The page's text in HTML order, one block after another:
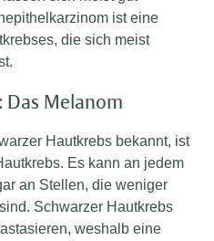
ist eine
die sich meist
Das Melanom
Hautkrebs bekannt, ist
Es kann an jedem
an Stellen, die weniger
Schwarzer Hautkrebs
weshalb eine